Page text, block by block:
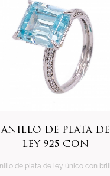
Anillo de plata de
ley 925 con
esmeralda de